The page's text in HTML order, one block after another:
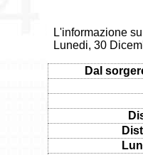
L'informazione
Lunedi, 30
Dal